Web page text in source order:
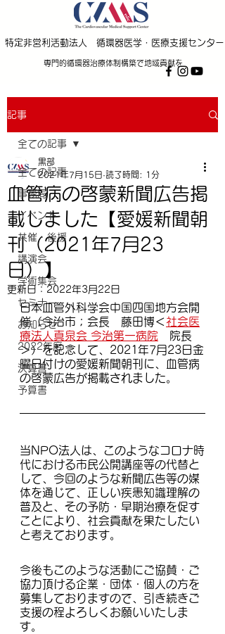
特定非営利活動法人 循環器医学・医療支援センター
専門的循環器治療体制構築で地域貢献を
記事
全ての記事
事務局
イベント
共催・後援
講演会
学術集会
セミナー
お知らせ
2022年度
決算書
予算書
全ての記事
血管病の啓蒙新聞広告掲
載しました【愛媛新聞朝
刊（2021年7月23
日）】
黒部
2021年7月15日 読了時間: 1分
更新日： 2022年3月22日
日本血管外科学会中国四国地方会開
催（今治市；会長　藤田博＜ 社会医
療法人真泉会 今治第一病院 院長
＞）を記念して、2021年7月23日金
曜日付けの愛媛新聞朝刊に、血管病
の啓蒙広告が掲載されました。
当NPO法人は、このようなコロナ時
代における市民公開講座等の代替と
して、今回のような新聞広告等の媒
体を通じて、正しい疾患知識理解の
普及と、その予防・早期治療を促す
ことにより、社会貢献を果たしたい
と考えております。
今後もこのような活動にご協賛・ご
協力頂ける企業・団体・個人の方を
募集しておりますので、引き続きご
支援の程よろしくお願いいたしま
す。